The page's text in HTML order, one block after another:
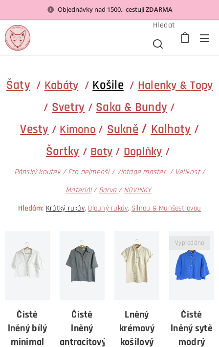
Objednávky nad 1500,- cestujíZDARMA
Hledat
Šaty / Kabáty / Košile/ Halenky &Topy
/ Svetry / Saka & Bundy /
Vesty / Kimono / Sukně / Kalhoty /
Šortky / Boty / Doplňky /
Pánský koutek/ Pro nejmenší/ Vintage master / Velikost/
Materiál/ Barva / NOVINKY
Hledám: Krátký rukáv, Dlouhý rukáv, Silnou & Manšestrovou
Čistě
lněný bílý
minimal
Čistě
lněný
antracitový
Lněný
krémový
košilový
Čistě
lněný sytě
modrý
Vyprodáno